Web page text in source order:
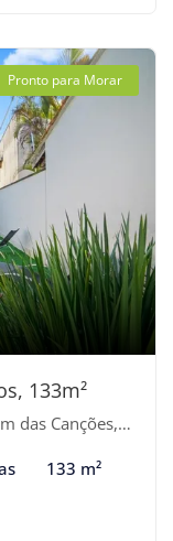
Pronto para Morar
133m²
Bertioga-SP
133 m²